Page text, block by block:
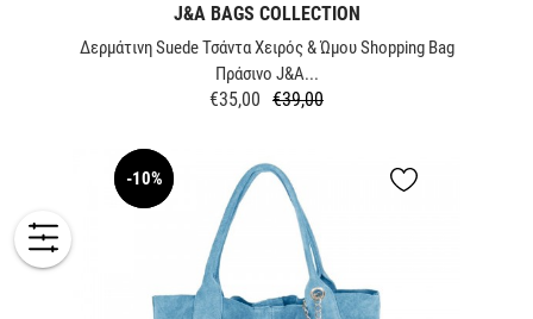
J&A BAGS COLLECTION
Δερμάτινη Suede Τσάντα Χειρός & Ώμου Shopping Bag
Πράσινο J&A...
Κανονική
€39,00
Τιμή
€35,00
NEW
-10%